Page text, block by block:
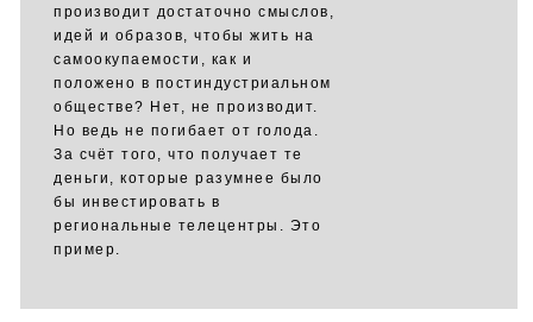
производит достаточно смыслов,
идей и образов, чтобы жить на
самоокупаемости, как и
положено в постиндустриальном
обществе? Нет, не производит.
Но ведь не погибает от голода.
За счёт того, что получает те
деньги, которые разумнее было
бы инвестировать в
региональные телецентры. Это
пример.